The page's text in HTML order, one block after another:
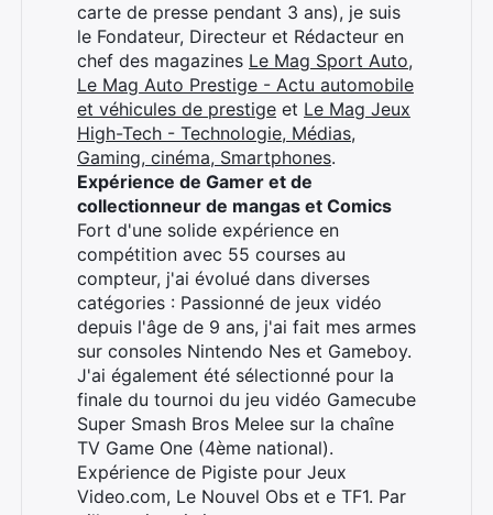
carte de presse pendant 3 ans), je suis
le Fondateur, Directeur et Rédacteur en
chef des magazines Le Mag Sport Auto,
Le Mag Auto Prestige - Actu automobile
et véhicules de prestige et Le Mag Jeux
High-Tech - Technologie, Médias,
Gaming, cinéma, Smartphones.
Expérience de Gamer et de
collectionneur de mangas et Comics
Fort d'une solide expérience en
compétition avec 55 courses au
compteur, j'ai évolué dans diverses
catégories : Passionné de jeux vidéo
depuis l'âge de 9 ans, j'ai fait mes armes
sur consoles Nintendo Nes et Gameboy.
J'ai également été sélectionné pour la
finale du tournoi du jeu vidéo Gamecube
Super Smash Bros Melee sur la chaîne
TV Game One (4ème national).
Expérience de Pigiste pour Jeux
Video.com, Le Nouvel Obs et e TF1. Par